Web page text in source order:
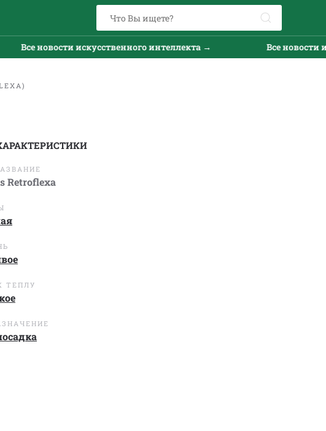
Все новости искусственного интеллекта → Все новости
Retroflexa
ТЕПЛУ